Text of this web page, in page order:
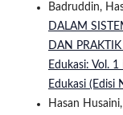
Badruddin,
DALAM
DAN
Edukasi: Vol.
Edukasi (Edisi
Hasan